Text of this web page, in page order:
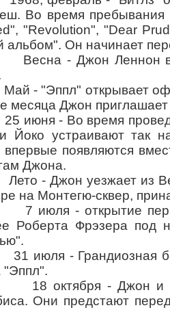
Во время пребывания
"Revolution", "Dear
альбом". Он начинает
- Джон Леннон
"Эппл" открывает
месяца Джон
- Во время
Йоко устраивают так
впервые появляются
Джона.
- Джон уезжает из
на Монтегю-сквер,
- открытие первой
Роберта Фрэзера
- Грандиозная
"Эппл".
- Джон и Йоко
Они предстают